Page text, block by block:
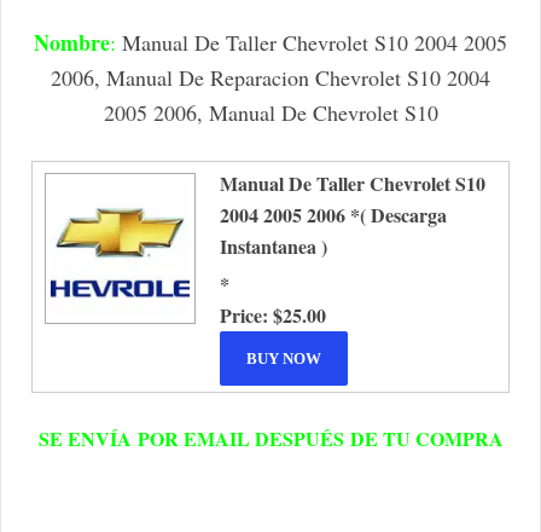
Nombre: Manual De Taller Chevrolet S10 2004 2005
2006, Manual De Reparacion Chevrolet S10 2004
2005 2006, Manual De Chevrolet S10
Manual De Taller Chevrolet S10
2004 2005 2006 *( Descarga
Instantanea )
*
Price: $25.00
SE ENVÍA POR EMAIL DESPUÉS DE TU COMPRA